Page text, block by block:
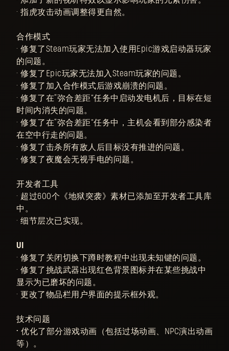
• 指虎攻击动画调整得更自然。
合作模式
• 修复了Steam玩家无法加入使用Epic游戏启动器玩家
的问题。
• 修复了Epic玩家无法加入Steam玩家的问题。
• 修复了加入合作模式后游戏崩溃的问题。
• 修复了在“弥合差距”任务中启动发电机后，目标在短
时间内消失的问题。
• 修复了在“弥合差距”任务中，主机会看到部分感染者
在空中行走的问题。
• 修复了击杀所有敌人后目标没有推进的问题。
• 修复了夜魔会无视手电的问题。
开发者工具
• 超过600个《地狱突袭》素材已添加至开发者工具库
中。
• 细节层次已实现。
UI
• 修复了关闭切换下蹲时教程中出现未知键的问题。
• 修复了挑战武器出现红色背景图标并在某些挑战中
显示为已磨坏的问题。
• 更改了物品栏用户界面的提示框外观。
技术问题
• 优化了部分游戏动画（包括过场动画、NPC演出动画
等）。